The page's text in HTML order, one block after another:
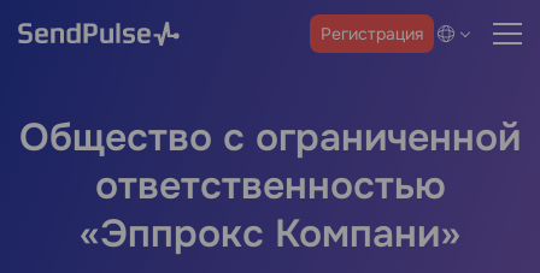
Регистрация
Общество с ограниченной
ответственностью
«Эппрокс Компани»